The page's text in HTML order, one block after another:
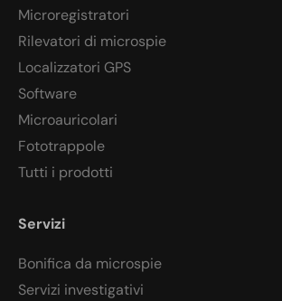
Microregistratori
Rilevatori di microspie
Localizzatori GPS
Software
Microauricolari
Fototrappole
Tutti i prodotti
Servizi
Bonifica da microspie
Servizi investigativi